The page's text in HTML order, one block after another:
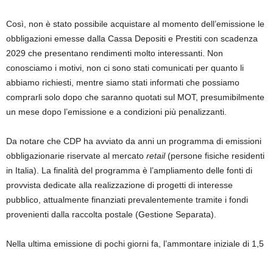
Così, non è stato possibile acquistare al momento dell’emissione le
obbligazioni emesse dalla Cassa Depositi e Prestiti con scadenza
2029 che presentano rendimenti molto interessanti. Non
conosciamo i motivi, non ci sono stati comunicati per quanto li
abbiamo richiesti, mentre siamo stati informati che possiamo
comprarli solo dopo che saranno quotati sul MOT, presumibilmente
un mese dopo l’emissione e a condizioni più penalizzanti.
Da notare che CDP ha avviato da anni un programma di emissioni
obbligazionarie riservate al mercato retail(persone fisiche residenti
in Italia). La finalità del programma è l’ampliamento delle fonti di
provvista dedicate alla realizzazione di progetti di interesse
pubblico, attualmente finanziati prevalentemente tramite i fondi
provenienti dalla raccolta postale (Gestione Separata).
Nella ultima emissione di pochi giorni fa, l’ammontare iniziale di 1,5